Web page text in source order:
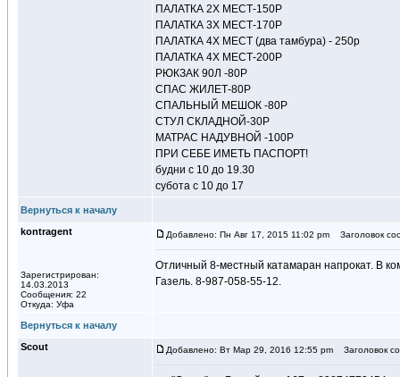
ПАЛАТКА 2Х МЕСТ-150Р
ПАЛАТКА 3Х МЕСТ-170Р
ПАЛАТКА 4Х МЕСТ (два тамбура) - 250р
ПАЛАТКА 4Х МЕСТ-200Р
РЮКЗАК 90Л -80Р
СПАС ЖИЛЕТ-80Р
СПАЛЬНЫЙ МЕШОК -80Р
СТУЛ СКЛАДНОЙ-30Р
МАТРАС НАДУВНОЙ -100Р
ПРИ СЕБЕ ИМЕТЬ ПАСПОРТ!
будни с 10 до 19.30
субота с 10 до 17
Вернуться к началу
kontragent
Зарегистрирован:
14.03.2013
Сообщения: 22
Откуда: Уфа
Добавлено: Пн Авг 17, 2015 11:02 pm Заголовок
Отличный 8-местный катамаран напрокат. В
Газель. 8-987-058-55-12.
Вернуться к началу
Scout
Добавлено: Вт Мар 29, 2016 12:55 pm Заголовок